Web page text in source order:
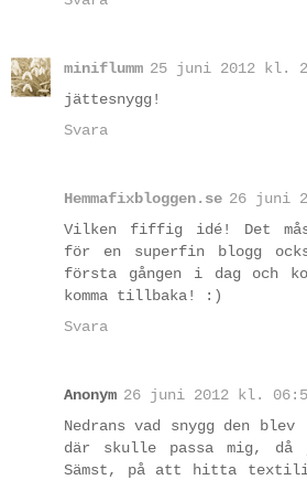
miniflumm 25 juni 2012 kl.
jättesnygg!
Svara
Hemmafixbloggen.se 26 juni
Vilken fiffig idé! Det
för en superfin blogg
första gången i dag och
komma tillbaka! :)
Svara
Anonym 26 juni 2012 kl.
Nedrans vad snygg den
där skulle passa mig,
Sämst, på att hitta